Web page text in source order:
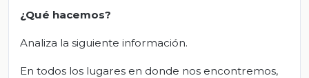
¿Qué hacemos?
Analiza la siguiente información.
En todos los lugares en donde nos encontremos,